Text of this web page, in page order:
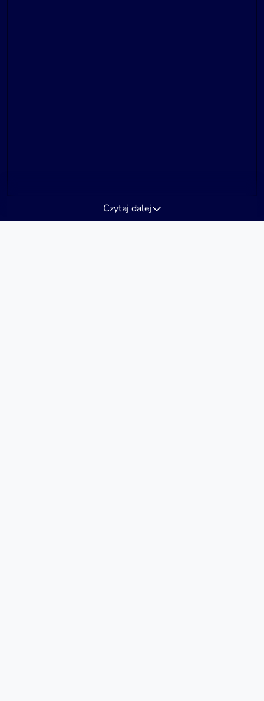
Czytaj dalej